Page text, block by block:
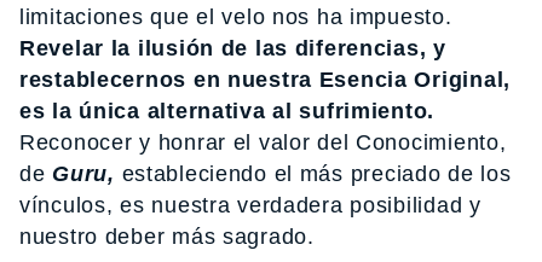
limitaciones que el velo nos ha impuesto.
Revelar la ilusión de las diferencias, y
restablecernos en nuestra Esencia Original,
es la única alternativa al sufrimiento.
Reconocer y honrar el valor del Conocimiento,
de Guru, estableciendo el más preciado de los
vínculos, es nuestra verdadera posibilidad y
nuestro deber más sagrado.